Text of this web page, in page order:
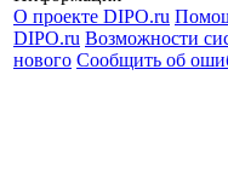
О проекте DIPO.ru
DIPO.ru Возможности
нового Сообщить об